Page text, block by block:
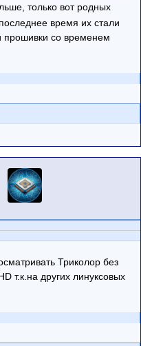
только вот родных
время их стали
прошивки со временем
Триколор без
т.к.на других линуксовых